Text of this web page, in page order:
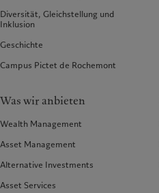
Diversität, Gleichstellung und
Inklusion
Geschichte
Campus Pictet de Rochemont
Was wir anbieten
Wealth Management
Asset Management
Alternative Investments
Asset Services